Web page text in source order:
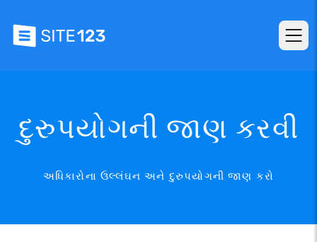
દુરુપયોગની જાણ કરવી
અધિકારોના ઉલ્લંઘન અને દુરુપયોગની જાણ કરો